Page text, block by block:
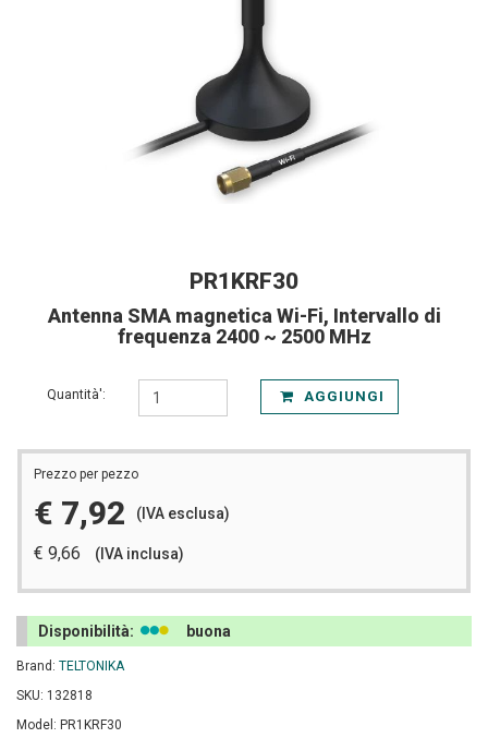
PR1KRF30
Antenna SMA magnetica Wi-Fi, Intervallo di
frequenza 2400 ~ 2500 MHz
Quantità': AGGIUNGI
Prezzo per pezzo
€ 7,92 (IVA esclusa)
€ 9,66 (IVA inclusa)
Disponibilità: buona
Brand: TELTONIKA
SKU: 132818
Model: PR1KRF30